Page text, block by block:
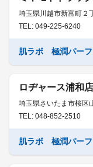
埼玉県川越市新富町２
TEL: 049-225-6240
肌ラボ 極潤パーフ
ロヂャース浦和店
埼玉県さいたま市桜区
TEL: 048-852-2510
肌ラボ 極潤パーフ